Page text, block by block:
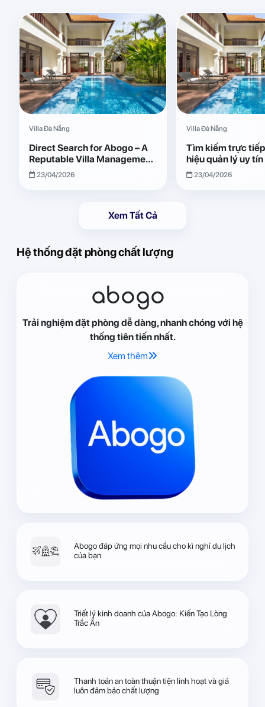
Villa Đà Nẵng
Direct Search for Abogo – A
Reputable Villa Management
Brand with Transparent and
Effective Operations
23/04/2026
Villa Đà Nẵng
Tìm kiếm trực
hiệu quản lý uy
Giải pháp vận
quả, minh bạch
23/04/2026
Xem Tất Cả
Hệ thống đặt phòng chất lượng
abogo
Trải nghiệm đặt phòng dễ dàng, nhanh chóng với hệ
thống tiên tiến nhất.
Xem thêm
Abogo đáp ứng mọi nhu cầu cho kì nghỉ du lịch
của bạn
Triết lý kinh doanh của Abogo: Kiến Tạo Lòng
Trắc Ẩn
Thanh toán an toàn thuận tiện linh hoạt và giá
luôn đảm bảo chất lượng